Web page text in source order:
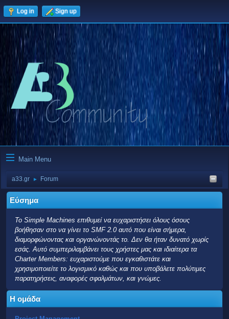
Log in Sign up
Main Menu
a33.gr ► Forum
Εύσημα
Το Simple Machines επιθυμεί να ευχαριστήσει όλους όσους
βοήθησαν στο να γίνει το SMF 2.0 αυτό που είναι σήμερα,
διαμορφώνοντας και οργανώνοντάς το. Δεν θα ήταν δυνατό χωρίς
εσάς. Αυτό συμπεριλαμβάνει τους χρήστες μας και ιδιαίτερα τα
Charter Members: ευχαριστούμε που εγκαθιστάτε και
χρησιμοποιείτε το λογισμικό καθώς και που υποβάλετε πολύτιμες
παρατηρήσεις, αναφορές σφαλμάτων, και γνώμες.
Η ομάδα